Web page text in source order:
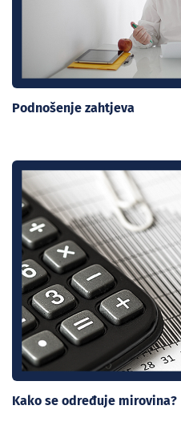
Podnošenje zahtjeva
Kako se određuje mirovina?